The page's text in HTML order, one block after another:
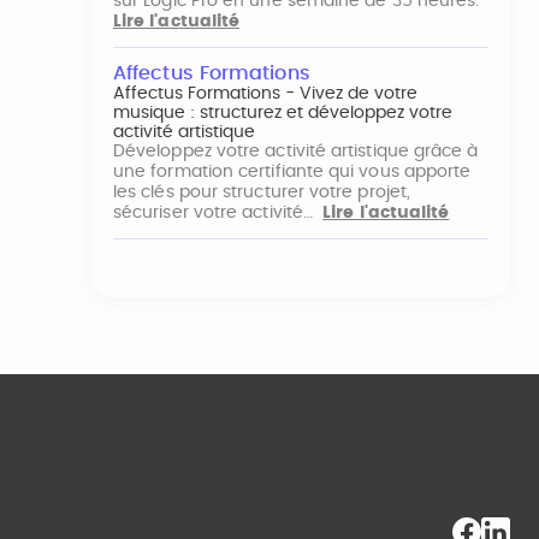
Lire l'actualité
Affectus Formations
Affectus Formations - Vivez de votre
musique : structurez et développez votre
activité artistique
Développez votre activité artistique grâce à
une formation certifiante qui vous apporte
les clés pour structurer votre projet,
sécuriser votre activité…
Lire l'actualité